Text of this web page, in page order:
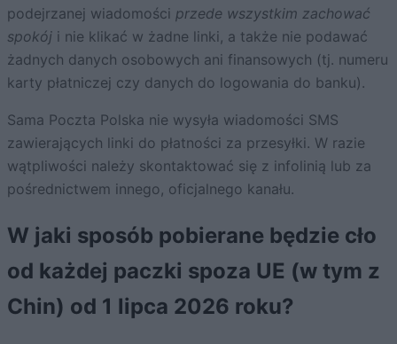
podejrzanej wiadomości przede wszystkim zachować
spokój i nie klikać w żadne linki, a także nie podawać
żadnych danych osobowych ani finansowych (tj. numeru
karty płatniczej czy danych do logowania do banku).
Sama Poczta Polska nie wysyła wiadomości SMS
zawierających linki do płatności za przesyłki. W razie
wątpliwości należy skontaktować się z infolinią lub za
pośrednictwem innego, oficjalnego kanału.
W jaki sposób pobierane będzie cło
od każdej paczki spoza UE (w tym z
Chin) od 1 lipca 2026 roku?